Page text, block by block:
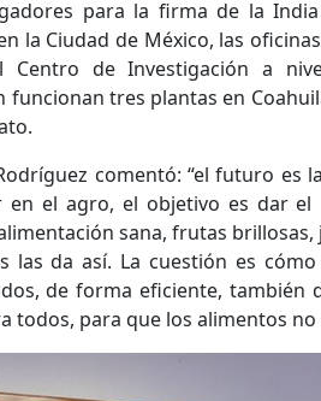
para la firma de la
la Ciudad de México, las
Centro de Investigación a
funcionan tres plantas en
comentó: “el futuro es
en el agro, el objetivo es dar el
sana, frutas
las da así. La cuestión es
de forma eficiente, también
todos, para que los alimentos no